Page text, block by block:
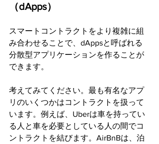
（dApps）
スマートコントラクトをより複雑に組
み合わせることで、dAppsと呼ばれる
分散型アプリケーションを作ることが
できます。
考えてみてください。最も有名なアプ
リのいくつかはコントラクトを扱って
います。例えば、Uberは車を持ってい
る人と車を必要としている人の間でコ
ントラクトを結びます。AirBnBは、泊